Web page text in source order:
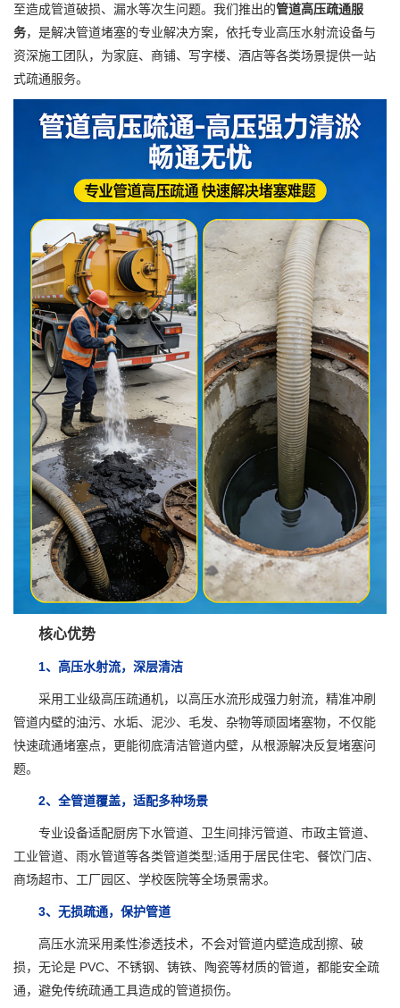
至造成管道破损、漏水等次生问题。我们推出的管道高压疏通服
务，是解决管道堵塞的专业解决方案，依托专业高压水射流设备与
资深施工团队，为家庭、商铺、写字楼、酒店等各类场景提供一站
式疏通服务。
核心优势
1、高压水射流，深层清洁
采用工业级高压疏通机，以高压水流形成强力射流，精准冲刷
管道内壁的油污、水垢、泥沙、毛发、杂物等顽固堵塞物，不仅能
快速疏通堵塞点，更能彻底清洁管道内壁，从根源解决反复堵塞问
题。
2、全管道覆盖，适配多种场景
专业设备适配厨房下水管道、卫生间排污管道、市政主管道、
工业管道、雨水管道等各类管道类型;适用于居民住宅、餐饮门店、
商场超市、工厂园区、学校医院等全场景需求。
3、无损疏通，保护管道
高压水流采用柔性渗透技术，不会对管道内壁造成刮擦、破
损，无论是 PVC、不锈钢、铸铁、陶瓷等材质的管道，都能安全疏
通，避免传统疏通工具造成的管道损伤。